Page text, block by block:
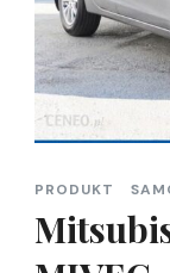
PRODUKT